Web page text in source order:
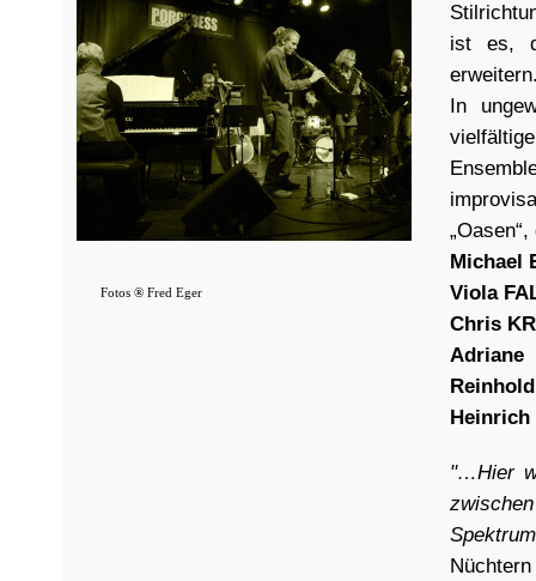
Fotos ® Fred Eger
ist es,
In
Michael
Viola
Chris
Adriane
Heinrich
"…Hier
Nüchtern